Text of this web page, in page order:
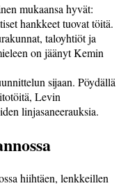
mukaansa hyvät:
hankkeet tuovat töitä.
taloyhtiöt ja
on jäänyt Kemin
sijaan. Pöydäl­lä
Levin
linjasaneerauksia.
hiihtäen, lenkkeillen